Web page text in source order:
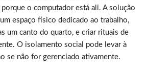
o computador está ali. A solução
espaço físico dedicado ao trabalho,
um canto do quarto, e criar rituais de
O isolamento social pode levar à
se não for gerenciado ativamente.